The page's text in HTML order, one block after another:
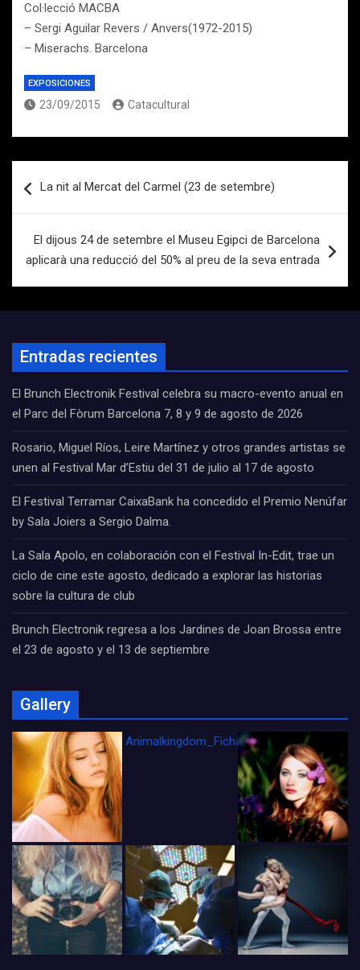
Col·lecció MACBA
– Sergi Aguilar Revers / Anvers(1972-2015)
– Miserachs. Barcelona
EXPOSICIONES
23/09/2015 Catacultural
de
La nit al Mercat del Carmel (23 de setembre)
El dijous 24 de setembre el Museu Egipci de Barcelona
aplicarà una reducció del 50% al preu de la seva entrada
Entradas recientes
El Brunch Electronik Festival celebra su macro-evento anual en
el Parc del Fòrum Barcelona 7, 8 y 9 de agosto de 2026
Rosario, Miguel Ríos, Leire Martínez y otros grandes artistas se
unen al Festival Mar d’Estiu del 31 de julio al 17 de agosto
El Festival Terramar CaixaBank ha concedido el Premio Nenúfar
by Sala Joiers a Sergio Dalma.
La Sala Apolo, en colaboración con el Festival In-Edit, trae un
ciclo de cine este agosto, dedicado a explorar las historias
sobre la cultura de club
Brunch Electronik regresa a los Jardines de Joan Brossa entre
el 23 de agosto y el 13 de septiembre
Gallery
Animalkingdom_FichaCine